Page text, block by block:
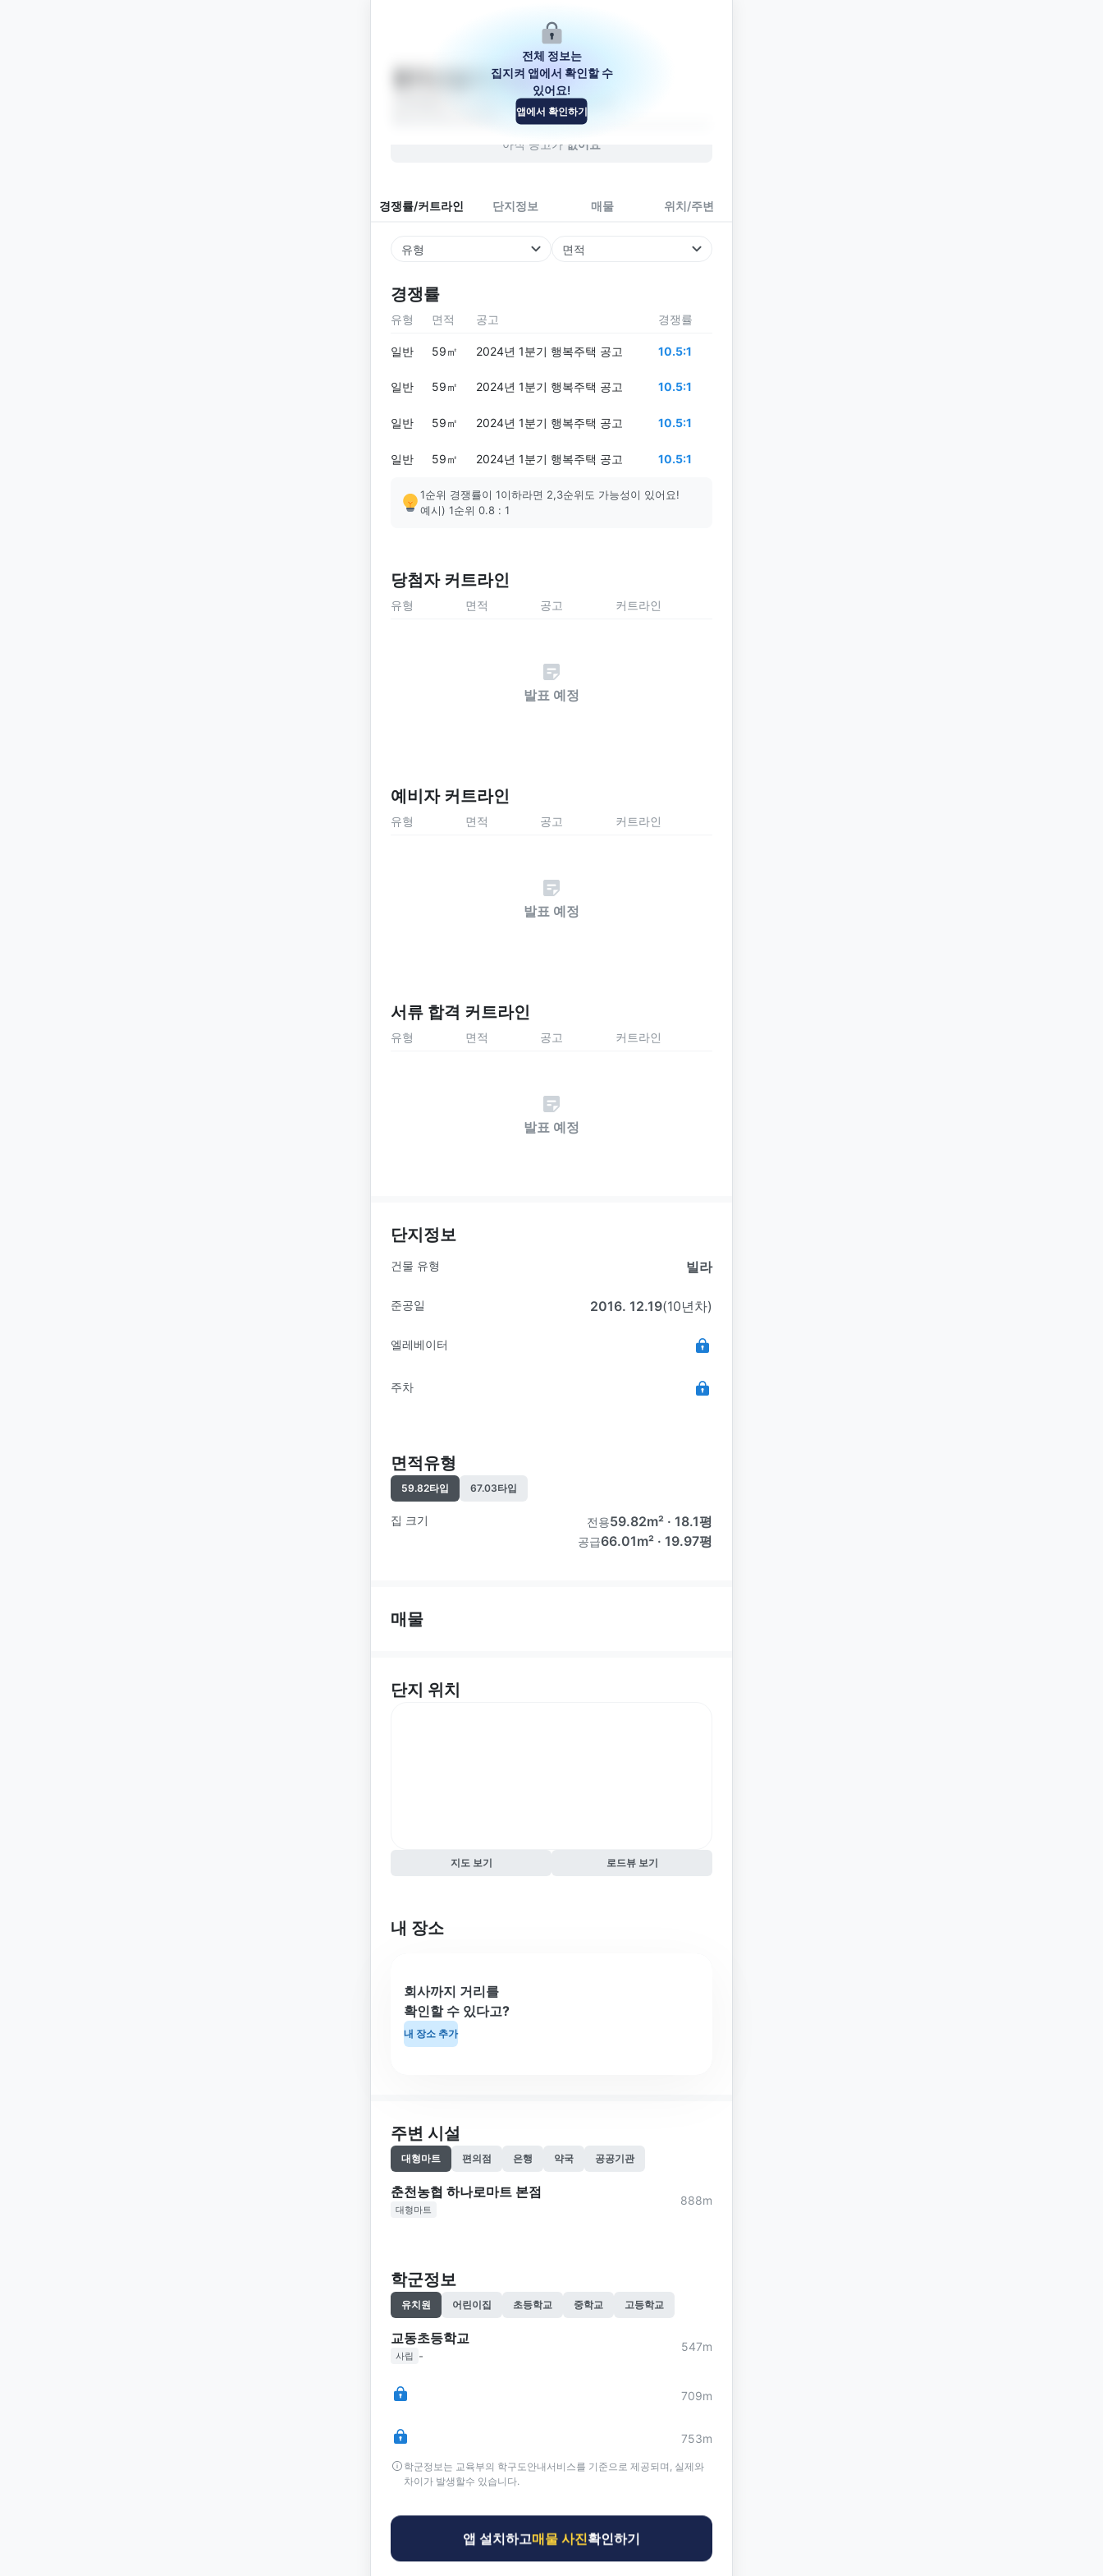
봉의산길22번길 24
강원특별자치도 춘천시 봉의산길22번길 24
아직 공고가 없어요
경쟁률/커트라인 단지정보 매물 위치/주변
유형 면적
경쟁률
전체 정보는
집지켜 앱에서 확인할 수
있어요!
앱에서 확인하기
유형 면적 공고 경쟁률
일반 59㎡ 2024년 1분기 행복주택 공고 10.5:1
일반 59㎡ 2024년 1분기 행복주택 공고 10.5:1
일반 59㎡ 2024년 1분기 행복주택 공고 10.5:1
일반 59㎡ 2024년 1분기 행복주택 공고 10.5:1
1순위 경쟁률이 1이하라면 2,3순위도 가능성이 있어요!
예시) 1순위 0.8 : 1
당첨자 커트라인
유형 면적 공고 커트라인
발표 예정
예비자 커트라인
유형 면적 공고 커트라인
발표 예정
서류 합격 커트라인
유형 면적 공고 커트라인
발표 예정
단지정보
건물 유형 빌라
준공일 2016. 12.19(10년차)
엘레베이터
주차
면적유형
59.82타입 67.03타입
집 크기 전용59.82m² · 18.1평
공급66.01m² · 19.97평
매물
단지 위치
지도 보기 로드뷰 보기
내 장소
회사까지 거리를
확인할 수 있다고?
내 장소 추가
주변 시설
대형마트 편의점 은행 약국 공공기관
춘천농협 하나로마트 본점
대형마트
888m
학군정보
유치원 어린이집 초등학교 중학교 고등학교
교동초등학교
사립 -
547m
709m
753m
학군정보는 교육부의 학구도안내서비스를 기준으로 제공되며, 실제와
차이가 발생할수 있습니다.
앱 설치하고매물 사진확인하기